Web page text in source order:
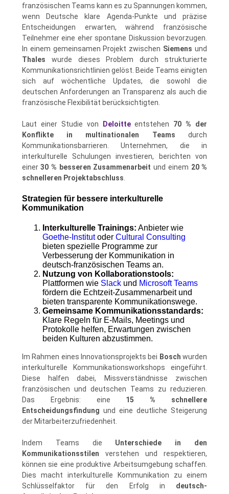
französischen Teams kann es zu Spannungen kommen,
wenn Deutsche klare Agenda-Punkte und präzise
Entscheidungen erwarten, während französische
Teilnehmer eine eher spontane Diskussion bevorzugen.
In einem gemeinsamen Projekt zwischen Siemens und
Thales wurde dieses Problem durch strukturierte
Kommunikationsrichtlinien gelöst. Beide Teams einigten
sich auf wöchentliche Updates, die sowohl die
deutschen Anforderungen an Transparenz als auch die
französische Flexibilität berücksichtigten.
Laut einer Studie von Deloitteentstehen 70 % der
Konflikte in multinationalen Teams durch
Kommunikationsbarrieren. Unternehmen, die in
interkulturelle Schulungen investieren, berichten von
einer30 % besseren Zusammenarbeit und einem 20 %
schnelleren Projektabschluss
Strategien für bessere interkulturelle
Kommunikation
Interkulturelle Trainings: Anbieter wie
Goethe-Institutoder Cultural Consulting
bieten spezielle Programme zur
Verbesserung der Kommunikation in
deutsch-französischen Teams an.
Nutzung von Kollaborationstools:
Plattformen wie Slackund Microsoft Teams
fördern die Echtzeit-Zusammenarbeit und
bieten transparente Kommunikationswege.
Gemeinsame Kommunikationsstandards:
Klare Regeln für E-Mails, Meetings und
Protokolle helfen, Erwartungen zwischen
beiden Kulturen abzustimmen.
Im Rahmen eines Innovationsprojekts bei Bosch wurden
interkulturelle Kommunikationsworkshops eingeführt.
Diese halfen dabei, Missverständnisse zwischen
französischen und deutschen Teams zu reduzieren.
Das Ergebnis: eine 15 % schnellere
Entscheidungsfindung und eine deutliche Steigerung
der Mitarbeiterzufriedenheit.
Indem Teams die Unterschiede in den
Kommunikationsstilen verstehen und respektieren,
können sie eine produktive Arbeitsumgebung schaffen.
Dies macht interkulturelle Kommunikation zu einem
Schlüsselfaktor für den Erfolg in deutsch-